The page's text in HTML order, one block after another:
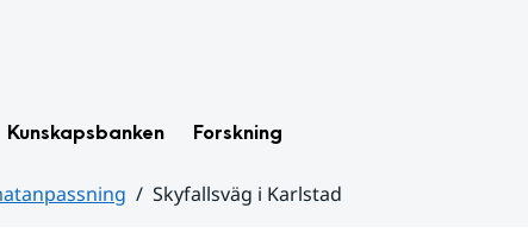
Kunskapsbanken Forskning
Skyfallsväg i Karlstad